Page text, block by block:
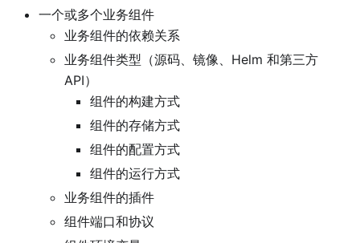
一个或多个业务组件
业务组件的依赖关系
业务组件类型（源码、镜像、Helm 和第三方
API）
组件的构建方式
组件的存储方式
组件的配置方式
组件的运行方式
业务组件的插件
组件端口和协议